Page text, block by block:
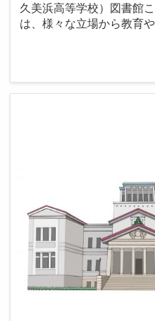
久美浜高等学校）図書館
は、様々な立場から教育